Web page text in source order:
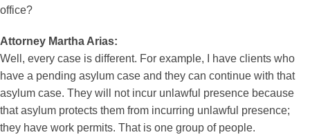
office?
Attorney Martha Arias:
Well, every case is different. For example, I have clients who
have a pending asylum case and they can continue with that
asylum case. They will not incur unlawful presence because
that asylum protects them from incurring unlawful presence;
they have work permits. That is one group of people.